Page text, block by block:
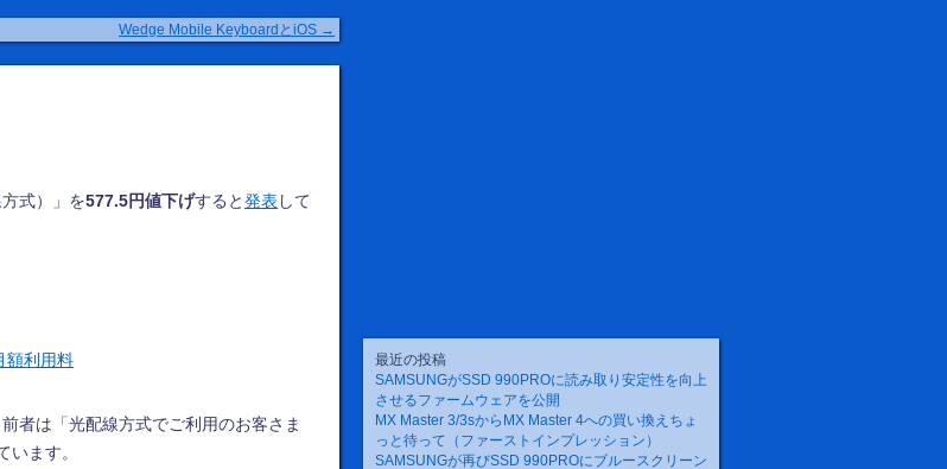
Wedge Mobile KeyboardとiOS →
式）」を577.5円値下げすると発表して
額利用料
者は「光配線方式でご利用のお客さま
ます。
最近の投稿
SAMSUNGがSSD 990PROに読み取り安定性を向上
させるファームウェアを公開
MX Master 3/3sからMX Master 4への買い換えちょ
っと待って（ファーストインプレッション）
SAMSUNGが再びSSD 990PROにブルースクリーン